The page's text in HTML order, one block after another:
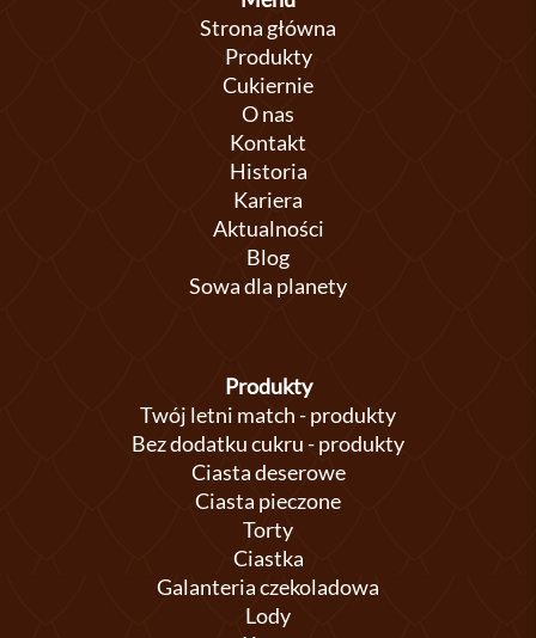
Strona główna
Produkty
Cukiernie
O nas
Kontakt
Historia
Kariera
Aktualności
Blog
Sowa dla planety
Produkty
Twój letni match - produkty
Bez dodatku cukru - produkty
Ciasta deserowe
Ciasta pieczone
Torty
Ciastka
Galanteria czekoladowa
Lody